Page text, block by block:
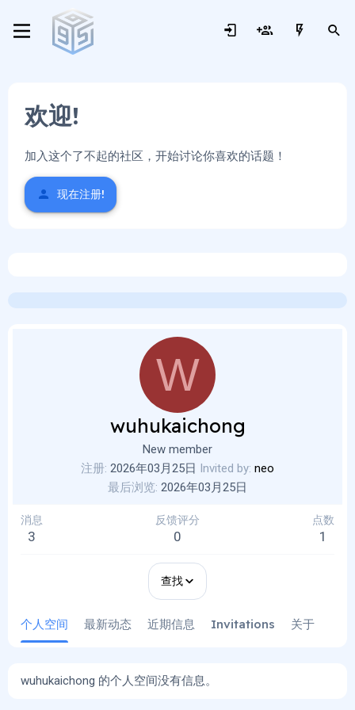
欢迎!
加入这个了不起的社区，开始讨论你喜欢的话题！
现在注册!
W
wuhukaichong
New member
注册 2026年03月25日 Invited by neo
最后浏览 2026年03月25日
消息
3
反馈评分
0
点数
1
查找
个人空间 最新动态 近期信息 Invitations 关于
wuhukaichong 的个人空间没有信息。